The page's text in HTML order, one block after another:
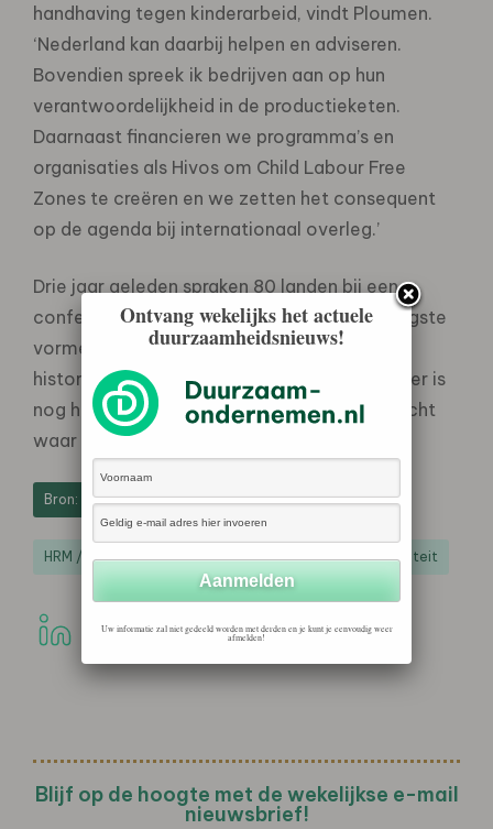
handhaving tegen kinderarbeid, vindt Ploumen.
‘Nederland kan daarbij helpen en adviseren.
Bovendien spreek ik bedrijven aan op hun
verantwoordelijkheid in de productieketen.
Daarnaast financieren we programma’s en
organisaties als Hivos om Child Labour Free
Zones te creëren en we zetten het consequent
op de agenda bij internationaal overleg.’
Drie jaar geleden spraken 80 landen bij een
conferentie in Den Haag af om in 2016 de ergste
vormen van kinderarbeid uit te bannen. Een
historisch moment, volgens Ploumen. ‘Maar er is
nog heel veel te doen om die ambitie ook echt
waar te maken.’
Bron: Rijksoverheid
HRM / Beloning / Mensenrechten / Diversiteit / Inclusiviteit
Blijf op de hoogte met de wekelijkse e-mail
nieuwsbrief!
Ontvang wekelijks het actuele
duurzaamheidsnieuws!
Uw informatie zal niet gedeeld worden met derden en je kunt je eenvoudig weer
afmelden!